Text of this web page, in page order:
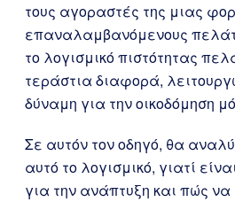
τους αγοραστές της μιας
επαναλαμβανόμενους
το λογισμικό πιστότητας
τεράστια διαφορά,
δύναμη για την οικοδόμηση
Σε αυτόν τον οδηγό, θα
αυτό το λογισμικό, γιατί
για την ανάπτυξη και πώς να